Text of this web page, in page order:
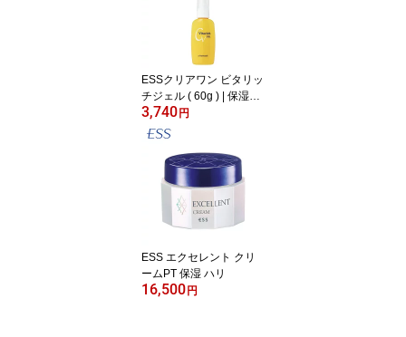
ESSクリアワン ビタリッ
チジェル ( 60g ) | 保湿ジ
ェル オールインワン 保
湿 スキンケア オールイ
水 乳液 保湿 保湿ジェル
美容ジェル 保湿美容液
美容ゲル オールインワン
ジェル オールインワン化
粧品
3,740円
ESS エクセレント クリ
ームPT 保湿 ハリ
16,500円